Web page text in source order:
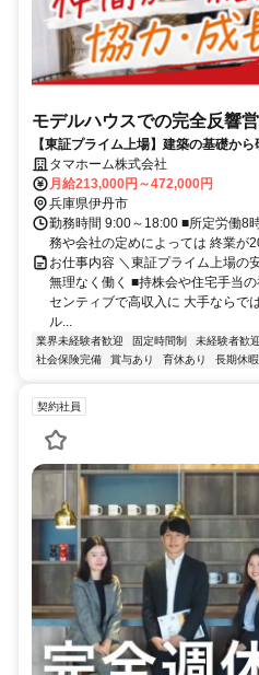
モデルハウスでの完全反響
【東証プライム上場】建築の基礎から
タマホーム株式会社
月給213,000円～472,000円
兵庫県伊丹市
勤務時間 9:00～18:00 ■所定労働8
務や会社の定めによっては 終業が
お仕事内容 ＼東証プライム上場の
無理なく働く ■持株会や住宅手当
センティブで高収入に 大手ならで
ル...
業界未経験者歓迎 固定時間制 未経験者歓迎
社会保険完備
賞与あり 育休あり 長期休
契約社員